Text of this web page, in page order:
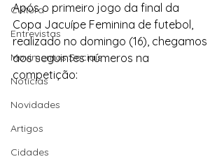
Cultura
Entrevistas
Movimentos Sociais
Notícias
Novidades
Artigos
Cidades
Após o primeiro jogo da final da
Copa Jacuípe Feminina de futebol,
realizado no domingo (16), chegamos
aos seguintes números na
competição: